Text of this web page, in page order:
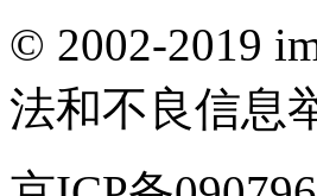
© 2002-2019
法和不良信息